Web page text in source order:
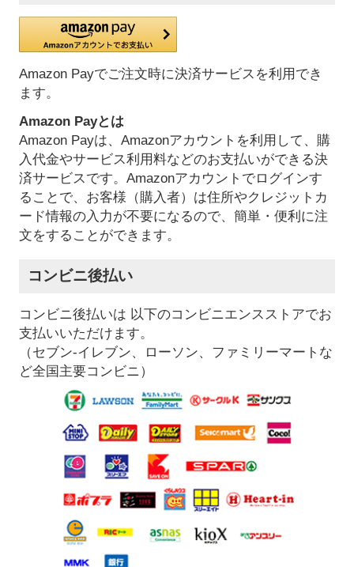
Amazon Payでご注文時に決済サービスを利用でき
ます。
Amazon Payとは
Amazon Payは、Amazonアカウントを利用して、購
入代金やサービス利用料などのお支払いができる決
済サービスです。Amazonアカウントでログインす
ることで、お客様（購入者）は住所やクレジットカ
ード情報の入力が不要になるので、簡単・便利に注
文をすることができます。
コンビニ後払い
コンビニ後払いは 以下のコンビニエンスストアでお
支払いいただけます。
（セブン-イレブン、ローソン、ファミリーマートな
ど全国主要コンビニ）